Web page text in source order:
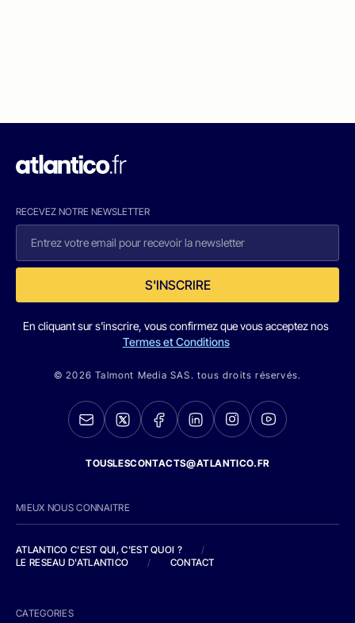
RECEVEZ NOTRE NEWSLETTER
S'INSCRIRE
En cliquant sur s'inscrire, vous confirmez que vous acceptez nos
Termes et Conditions
© 2026 Talmont Media SAS. tous droits réservés.
TOUSLESCONTACTS@ATLANTICO.FR
MIEUX NOUS CONNAITRE
ATLANTICO C'EST QUI, C'EST QUOI ?
/
LE RESEAU D'ATLANTICO
/ CONTACT
CATEGORIES